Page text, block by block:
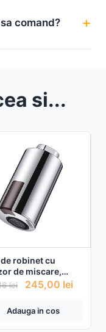
comand?
si...
robinet cu
de miscare,
economizor si
lei 245,00 lei
Adauga in cos